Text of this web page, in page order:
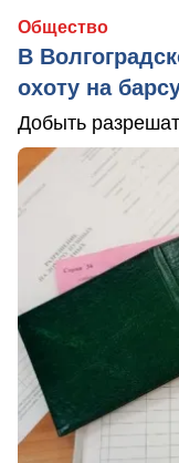
Общество
В
охоту на
Добыть